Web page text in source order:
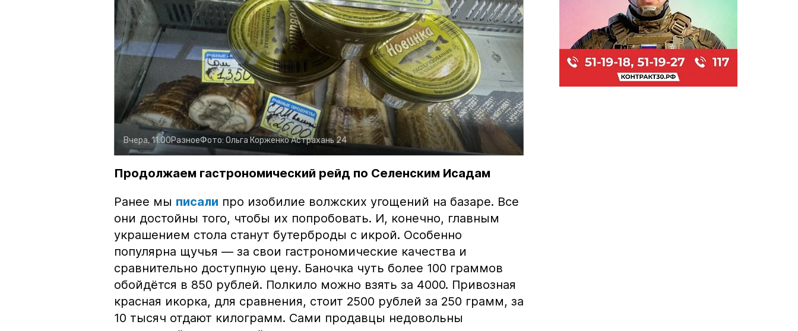
Вчера, 11:00РазноеФото: Ольга КорженкоАстрахань 24
Продолжаем гастрономический рейд по Селенским Исадам
Ранее мы писали про изобилие волжских угощений на базаре. Все
они достойны того, чтобы их попробовать. И, конечно, главным
украшением стола станут бутерброды с икрой. Особенно
популярна щучья — за свои гастрономические качества и
сравнительно доступную цену. Баночка чуть более 100 граммов
обойдётся в 850 рублей. Полкило можно взять за 4000. Привозная
красная икорка, для сравнения, стоит 2500 рублей за 250 грамм, за
10 тысяч отдают килограмм. Сами продавцы недовольны